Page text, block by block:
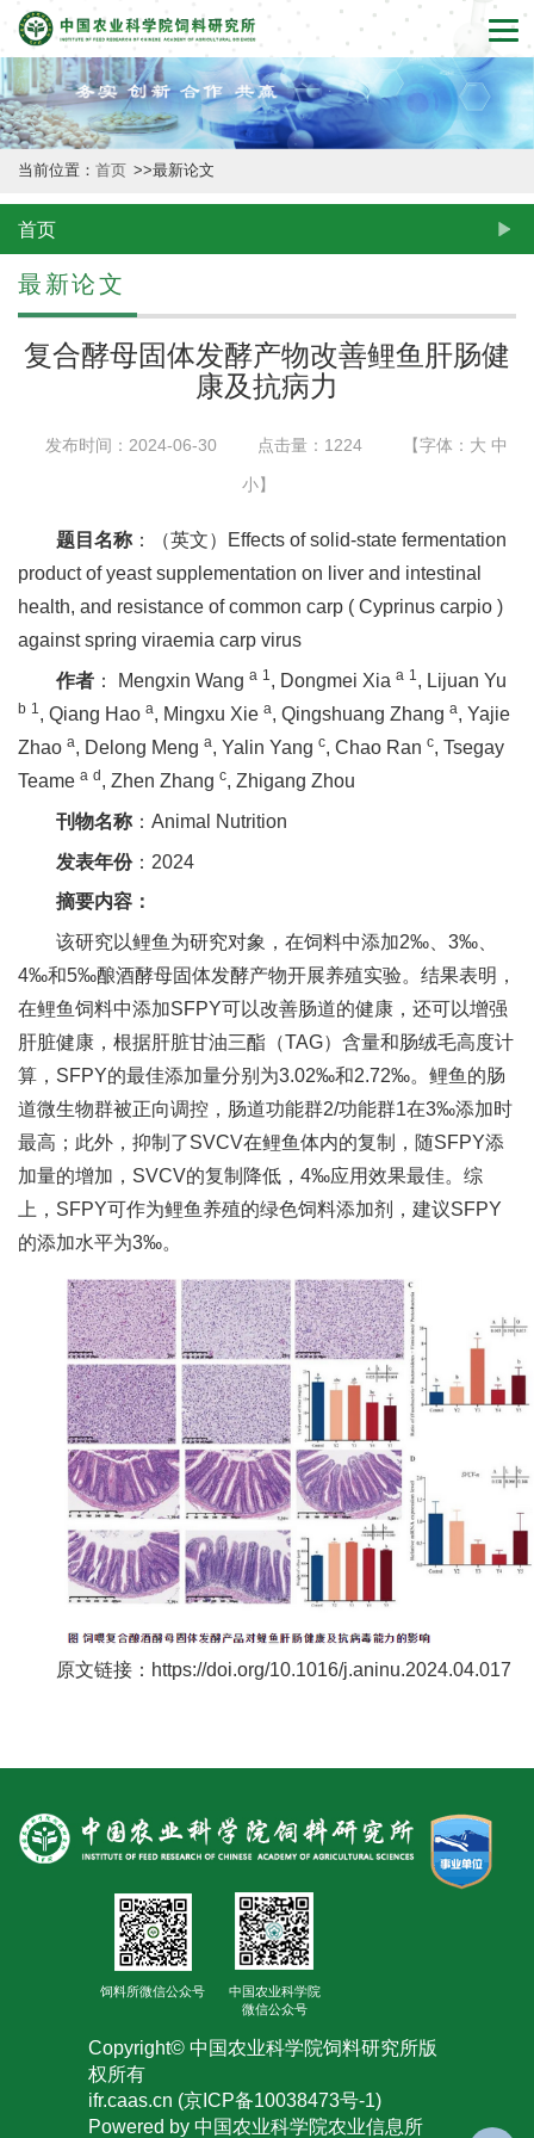
首
页
本
所
概
况
新
闻
团
队
科
技
化
人
才
队
作
当前位置： 首页 >>最新论文
首页
最新论文
复合酵母固体发酵产物改善鲤鱼肝肠健
康及抗病力
发布时间：2024-06-30 点击量： 1224 【字体： 大 中
小】
题目名称 ：（英文）Effects of solid-state fermentation
product of yeast supplementation on liver and intestinal
health, and resistance of common carp ( Cyprinus carpio )
against spring viraemia carp virus
作者 ： Mengxin Wang a 1, Dongmei Xia a 1, Lijuan Yu
b 1, Qiang Hao a, Mingxu Xie a, Qingshuang Zhang a, Yajie
Zhao a, Delong Meng a, Yalin Yang c, Chao Ran c, Tsegay
Teame a d, Zhen Zhang c, Zhigang Zhou
刊物名称 ：Animal Nutrition
发表年份：2024
摘要内容：
该研究以鲤鱼为研究对象，在饲料中添加2‰、3‰、
4‰和5‰酿酒酵母固体发酵产物开展养殖实验。结果表明，
在鲤鱼饲料中添加SFPY可以改善肠道的健康，还可以增强
肝脏健康，根据肝脏甘油三酯（TAG）含量和肠绒毛高度计
算，SFPY的最佳添加量分别为3.02‰和2.72‰。鲤鱼的肠
道微生物群被正向调控，肠道功能群2/功能群1在3‰添加时
最高；此外，抑制了SVCV在鲤鱼体内的复制，随SFPY添
加量的增加，SVCV的复制降低，4‰应用效果最佳。综
上，SFPY可作为鲤鱼养殖的绿色饲料添加剂，建议SFPY
的添加水平为3‰。
原文链接：https://doi.org/10.1016/j.aninu.2024.04.017
饲料所微信公众号
中国农业科学院
微信公众号
Copyright© 中国农业科学院饲料研究所版
权所有
ifr.caas.cn (京ICP备10038473号-1)
Powered by 中国农业科学院农业信息所